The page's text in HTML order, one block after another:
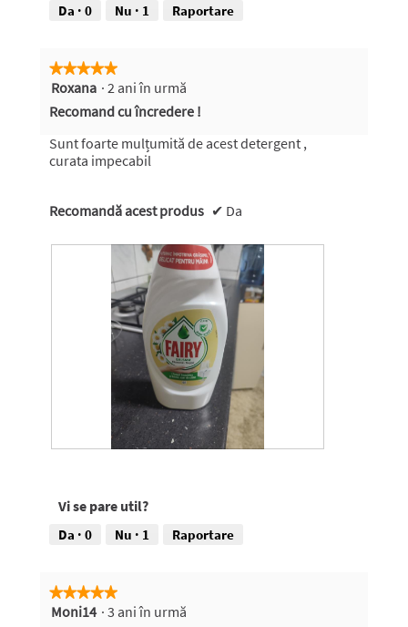
Da · 0 Nu · 1 Raportare
★★★★★
★★★★★
5
5
stele.
Roxana · 2 ani în urmă
Recomand cu încredere !
Sunt foarte mulțumită de acest detergent ,
curata impecabil
Recomandă acest produs ✔ Da
e
n
f
o
o
i
e
Vi se pare util?
Da · 0 Nu · 1 Raportare
★★★★★
★★★★★
5
Moni14 · 3 ani în urmă